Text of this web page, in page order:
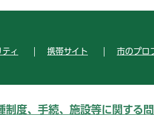
ィ 携帯サイト 市のプロ
制度、手続、施設等に関する